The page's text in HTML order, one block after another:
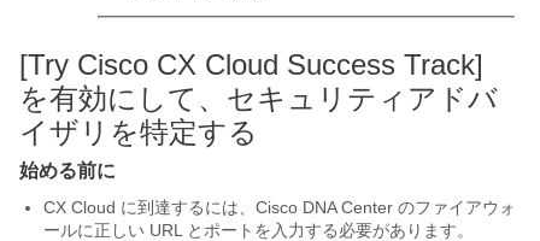
[Try Cisco CX Cloud Success Track]
を有効にして、セキュリティアドバ
イザリを特定する
始める前に
CX Cloud に到達するには、 Cisco DNA Center のファイアウォ
ールに正しい URL とポートを入力する必要があります。